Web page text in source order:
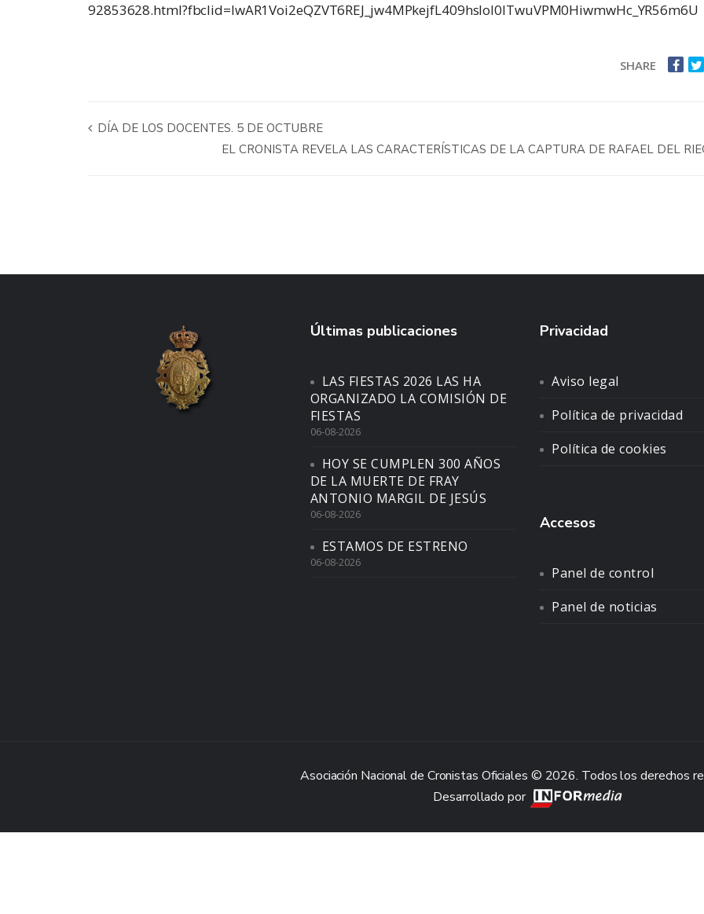
92853628.html?fbclid=IwAR1Voi2eQZVT6REJ_jw4MPkejfL409hsIoI0lTwuVPM0HiwmwHc_YR56m6U
SHARE
DÍA DE LOS DOCENTES. 5 DE OCTUBRE
EL CRONISTA REVELA LAS CARACTERÍSTICAS DE LA CAPTURA DE RAFAEL DEL
Últimas publicaciones
LAS FIESTAS 2026 LAS HA
ORGANIZADO LA COMISIÓN DE
FIESTAS
06-08-2026
HOY SE CUMPLEN 300 AÑOS
DE LA MUERTE DE FRAY
ANTONIO MARGIL DE JESÚS
06-08-2026
ESTAMOS DE ESTRENO
06-08-2026
Privacidad
Aviso legal
Política de privacidad
Política de cookies
Accesos
Panel de control
Panel de noticias
Asociación Nacional de Cronistas Oficiales © 2026. Todos los derechos
Desarrollado por